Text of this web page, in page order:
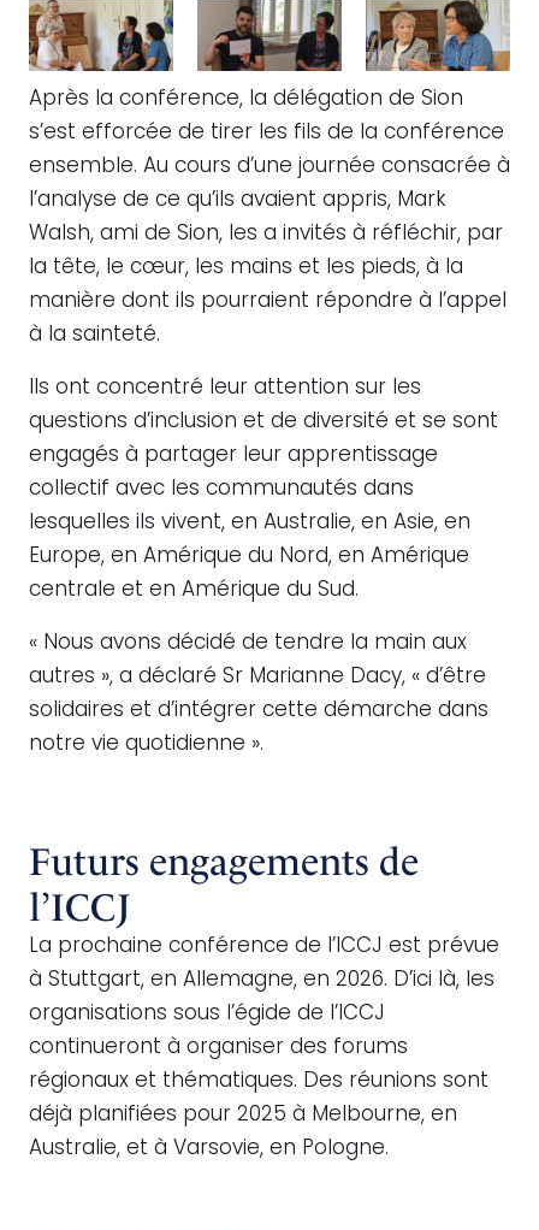
Après la conférence, la délégation de Sion
s’est efforcée de tirer les fils de la conférence
ensemble. Au cours d’une journée consacrée à
l’analyse de ce qu’ils avaient appris, Mark
Walsh, ami de Sion, les a invités à réfléchir, par
la tête, le cœur, les mains et les pieds, à la
manière dont ils pourraient répondre à l’appel
à la sainteté.
Ils ont concentré leur attention sur les
questions d’inclusion et de diversité et se sont
engagés à partager leur apprentissage
collectif avec les communautés dans
lesquelles ils vivent, en Australie, en Asie, en
Europe, en Amérique du Nord, en Amérique
centrale et en Amérique du Sud.
« Nous avons décidé de tendre la main aux
autres », a déclaré Sr Marianne Dacy, « d’être
solidaires et d’intégrer cette démarche dans
notre vie quotidienne ».
Futurs engagements de
l’ICCJ
La prochaine conférence de l’ICCJ est prévue
à Stuttgart, en Allemagne, en 2026. D’ici là, les
organisations sous l’égide de l’ICCJ
continueront à organiser des forums
régionaux et thématiques. Des réunions sont
déjà planifiées pour 2025 à Melbourne, en
Australie, et à Varsovie, en Pologne.